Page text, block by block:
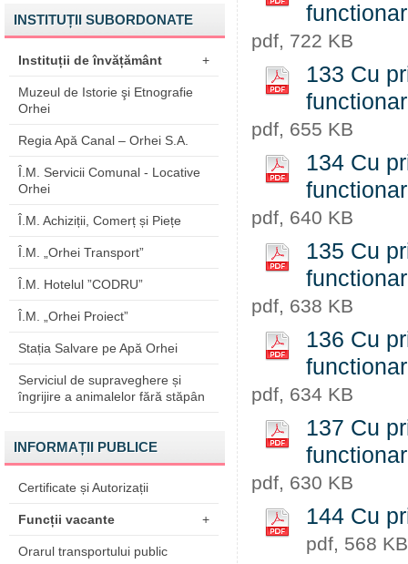
INSTITUȚII SUBORDONATE
Instituții de învățământ +
Muzeul de Istorie şi Etnografie
Orhei
Regia Apă Canal – Orhei S.A.
Î.M. Servicii Comunal - Locative
Orhei
Î.M. Achiziții, Comerț și Piețe
Î.M. „Orhei Transport”
Î.M. Hotelul ”CODRU”
Î.M. „Orhei Proiect”
Stația Salvare pe Apă Orhei
Serviciul de supraveghere și
îngrijire a animalelor fără stăpân
INFORMAȚII PUBLICE
Certificate și Autorizații
Funcții vacante +
Orarul transportului public
pdf, 722 KB
133 Cu
pdf, 655 KB
134 Cu
pdf, 640 KB
135 Cu
pdf, 638 KB
136 Cu
pdf, 634 KB
137 Cu
pdf, 630 KB
144 Cu
pdf, 568 KB